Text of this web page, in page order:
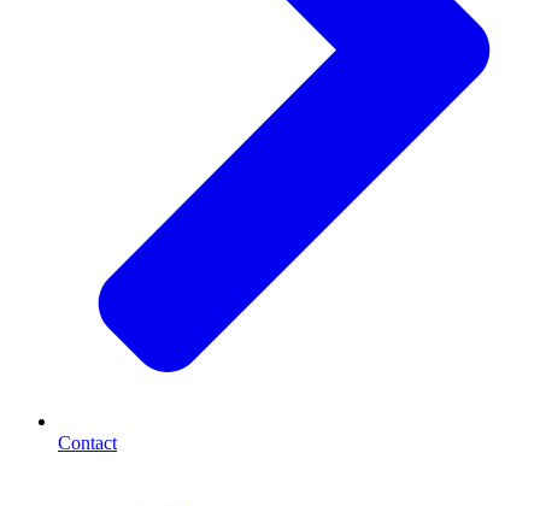
Contact